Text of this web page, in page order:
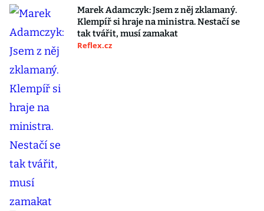
Marek Adamczyk: Jsem z něj zklamaný.
Klempíř si hraje na ministra. Nestačí se
tak tvářit, musí zamakat
Reflex.cz